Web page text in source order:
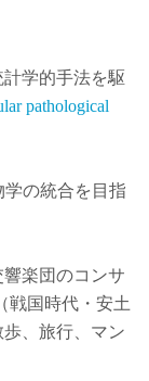
学的手法を駆
pathological
学の統合を目指
楽団のコンサ
戦国時代・安土
、旅行、マン